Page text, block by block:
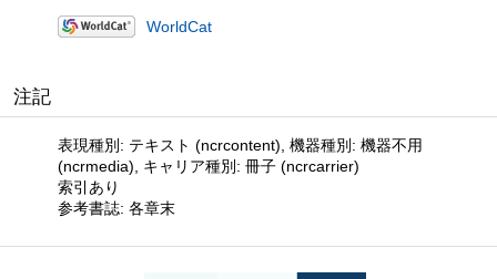
WorldCat
注記
表現種別: テキスト (ncrcontent), 機器種別: 機器不用
(ncrmedia), キャリア種別: 冊子 (ncrcarrier)
索引あり
参考書誌: 各章末